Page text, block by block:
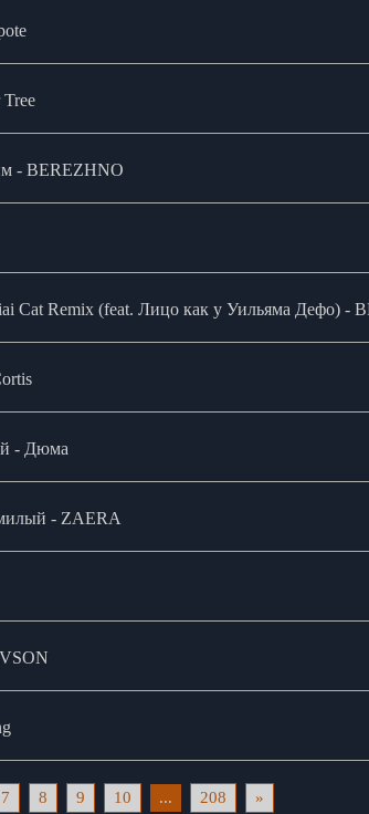
- BEREZHNO
Remix (feat. Лицо как у Уильяма Дефо) -
- Дюма
- ZAERA
7 8 9 10 ... 208 »